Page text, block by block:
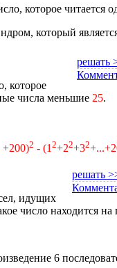
решать
которое читается
который
решать
которое
числа меньшие 25.
+200)2 - (1 2+22+32
идущих
число находится на
6